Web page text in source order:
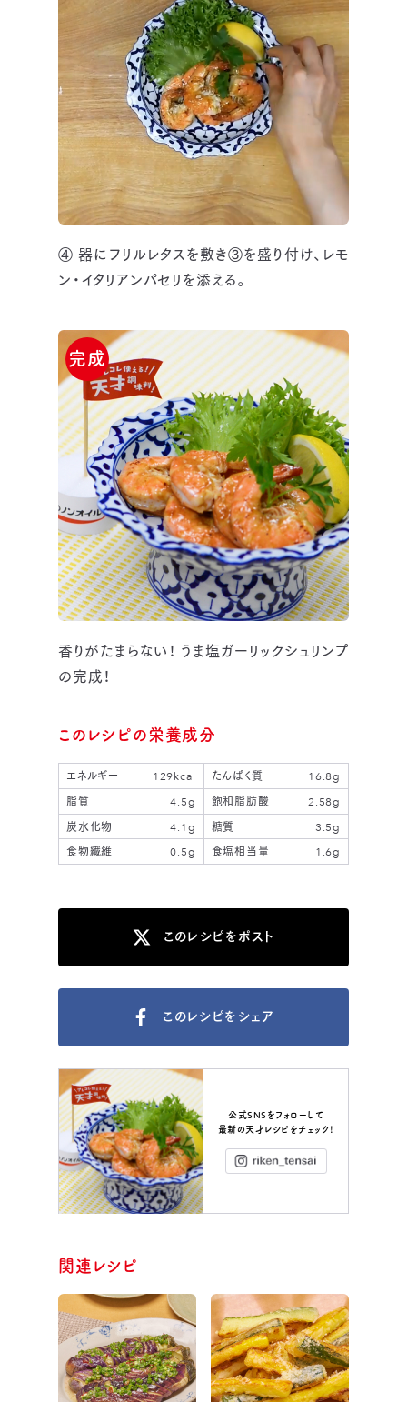
④ 器にフリルレタスを敷き③を盛り付け、レモ
ン・イタリアンパセリを添える。
香りがたまらない！ うま塩ガーリックシュリンプ
の完成！
完成
このレシピの栄養成分
エネルギー 129kcal たんぱく質
16.8g
脂質
4.5g 飽和脂肪酸
2.58g
炭水化物
4.1g 糖質
3.5g
食物繊維
0.5g 食塩相当量 1.6g
このレシピをポスト
このレシピをシェア
公式SNSをフォローして
最新の天才レシピをチェック！
関連レシピ